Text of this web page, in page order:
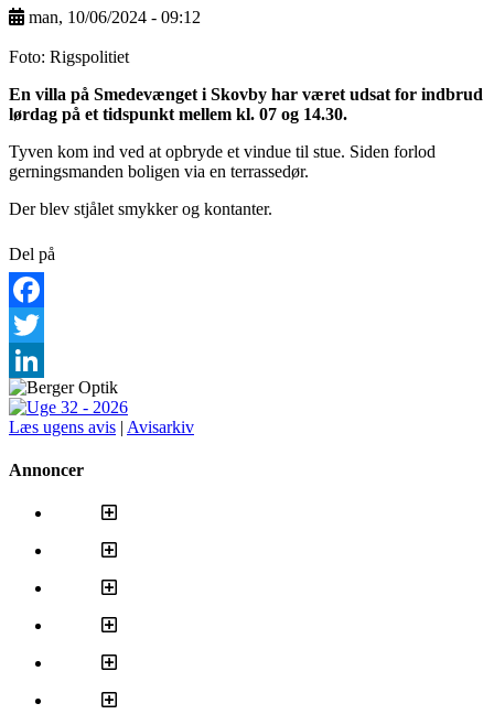
man, 10/06/2024 - 09:12
Foto: Rigspolitiet
En villa på Smedevænget i Skovby har været udsat for indbrud
lørdag på et tidspunkt mellem kl. 07 og 14.30.
Tyven kom ind ved at opbryde et vindue til stue. Siden forlod
gerningsmanden boligen via en terrassedør.
Der blev stjålet smykker og kontanter.
Del på
Facebook
Twitter
LinkedIn
Læs ugens avis | Avisarkiv
Annoncer